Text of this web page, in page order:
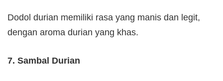
Dodol durian memiliki rasa yang manis dan legit,
dengan aroma durian yang khas.
7. Sambal Durian